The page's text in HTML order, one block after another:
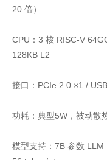
20 倍）
CPU：3 核 RISC-V
128KB L2
接口：PCIe 2.0 ×1 /
功耗：典型5W，被动散
模型支持：7B 参数